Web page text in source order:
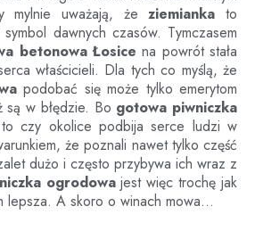
mylnie uważają, żeziemianka to
dawnych czasów. Tymczasem
betonowa Łosicena powrót stała
właścicieli. Dla tych co myślą, że
podobać się może tylko emerytom
są w błędzie. Bo gotowa piwniczka
to czy okolice podbija serce ludzi w
że poznali nawet tylko część
dużo i często przybywa ich wraz z
ogrodowajest więc trochę jak
lepsza. A skoro o winach mowa…